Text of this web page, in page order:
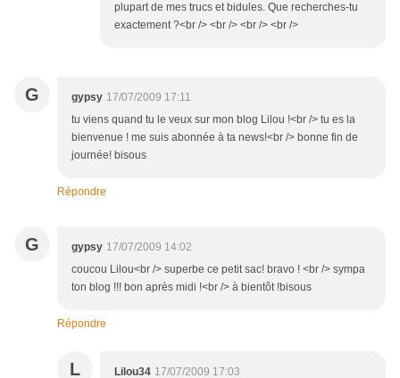
plupart de mes trucs et bidules. Que recherches-tu
exactement ?<br /> <br /> <br /> <br />
G gypsy 17/07/2009 17:11
tu viens quand tu le veux sur mon blog Lilou !<br /> tu es la
bienvenue ! me suis abonnée à ta news!<br /> bonne fin de
journée! bisous
Répondre
G gypsy 17/07/2009 14:02
coucou Lilou<br /> superbe ce petit sac! bravo ! <br /> sympa
ton blog !!! bon après midi !<br /> à bientôt !bisous
Répondre
L Lilou34 17/07/2009 17:03